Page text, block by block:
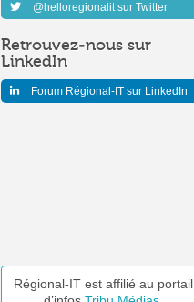
@helloregionalit sur Twitter
Retrouvez-nous sur
LinkedIn
Forum Régional-IT sur LinkedIn
Régional-IT est affilié au portail